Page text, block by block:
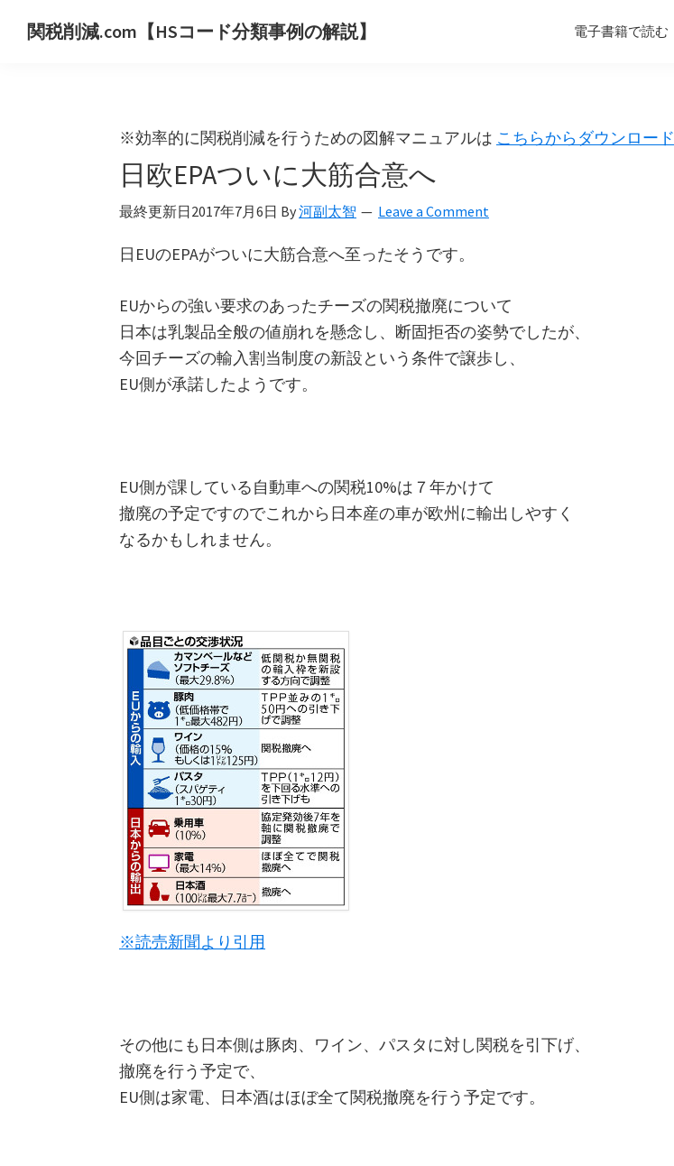
関税削減.com【HSコード分類事例の解説】 電子書籍で読む
※効率的に関税削減を行うための図解マニュアルは こちらからダウンロード
日欧EPAついに大筋合意へ
最終更新日2017年7月6日 By河副太智 Leave a Comment
日EUのEPAがついに大筋合意へ至ったそうです。
EUからの強い要求のあったチーズの関税撤廃について
日本は乳製品全般の値崩れを懸念し、断固拒否の姿勢でしたが、
今回チーズの輸入割当制度の新設という条件で譲歩し、
EU側が承諾したようです。
EU側が課している自動車への関税10%は７年かけて
撤廃の予定ですのでこれから日本産の車が欧州に輸出しやすく
なるかもしれません。
※読売新聞より引用
その他にも日本側は豚肉、ワイン、パスタに対し関税を引下げ、
撤廃を行う予定で、
EU側は家電、日本酒はほぼ全て関税撤廃を行う予定です。